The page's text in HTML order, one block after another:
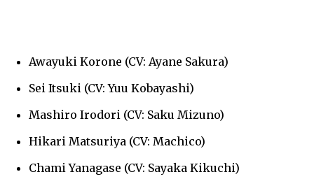
Awayuki Korone (CV: Ayane Sakura)
Sei Itsuki (CV: Yuu Kobayashi)
Mashiro Irodori (CV: Saku Mizuno)
Hikari Matsuriya (CV: Machico)
Chami Yanagase (CV: Sayaka Kikuchi)